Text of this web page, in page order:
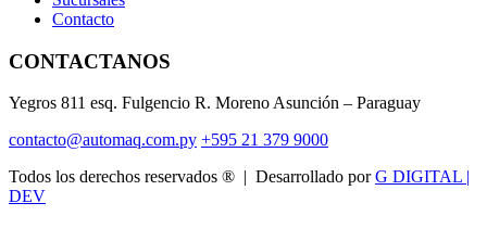
Contacto
CONTACTANOS
Yegros 811 esq. Fulgencio R. Moreno Asunción – Paraguay
contacto@automaq.com.py +595 21 379 9000
Todos los derechos reservados ® | Desarrollado porG DIGITAL |
DEV